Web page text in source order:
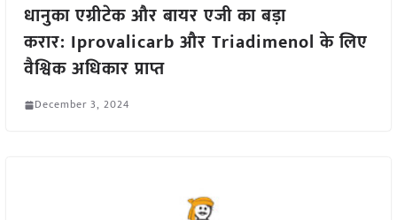
धानुका एग्रीटेक और बायर एजी का बड़ा
करार: Iprovalicarb और Triadimenol के लिए
वैश्विक अधिकार प्राप्त
December 3, 2024